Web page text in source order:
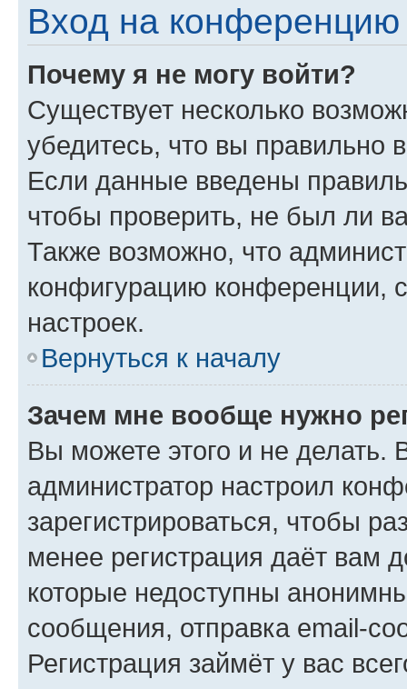
Вход на конференцию
Почему я не могу войти?
Существует несколько
убедитесь, что вы правильно
Если данные введены
чтобы проверить, не был ли
Также возможно, что
конфигурацию конференции,
настроек.
Вернуться к началу
Зачем мне вообще нужно
Вы можете этого и не делать.
администратор настроил
зарегистрироваться, чтобы
менее регистрация даёт вам
которые недоступны
сообщения, отправка email-
Регистрация займёт у вас